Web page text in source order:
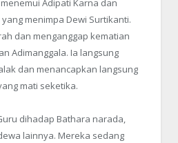
Adipati Karna dan
menimpa Dewi Surtikanti.
dan menganggap kematian
Adimanggala. Ia langsung
dan menancapkan langsung
mati seketika.
dihadap Bathara narada,
lainnya. Mereka sedang